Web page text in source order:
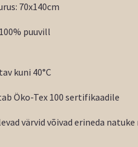
70x140cm
puuvill
kuni 40°C
Öko-Tex 100 sertifikaadile
värvid võivad erineda